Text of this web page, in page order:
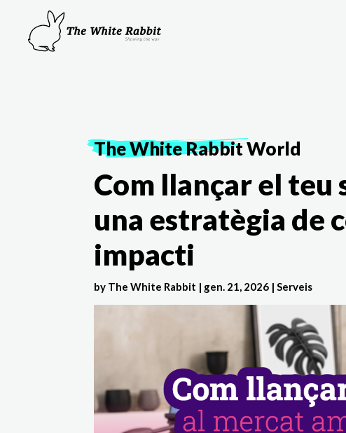
The White RabbitWorld
Com llançar el
una estratègia de
impacti
by The White Rabbit | gen. 21, 2026 |Serveis